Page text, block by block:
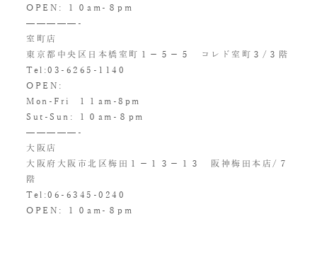
OPEN: １０am-８pm
—————-
室町店
東京都中央区日本橋室町１−５−５ コレド室町３/３階
Tel:03-6265-1140
OPEN:
Mon-Fri １１am-8pm
Sut-Sun: １０am-８pm
—————-
大阪店
大阪府大阪市北区梅田１−１３−１３ 阪神梅田本店/７
階
Tel:06-6345-0240
OPEN: １０am-８pm